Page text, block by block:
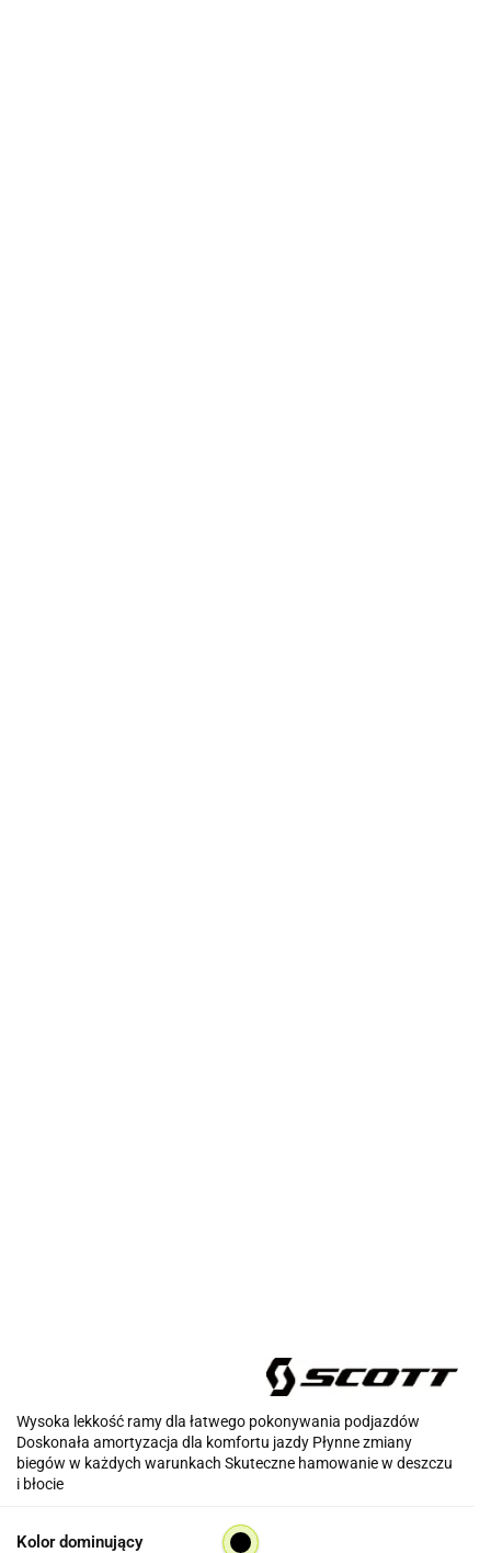
Wysoka lekkość ramy dla łatwego pokonywania podjazdów
Doskonała amortyzacja dla komfortu jazdy Płynne zmiany
biegów w każdych warunkach Skuteczne hamowanie w deszczu
i błocie
Kolor dominujący